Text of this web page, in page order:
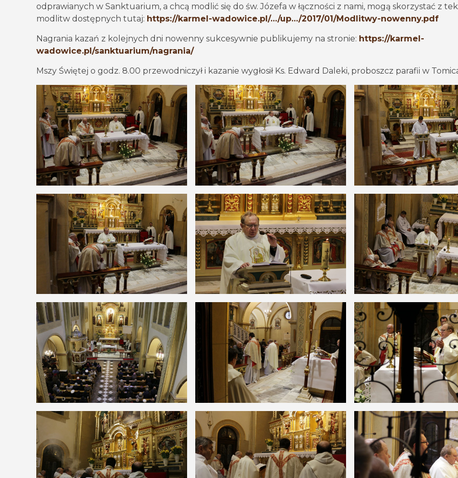
odprawianych w Sanktuarium, a chcą modlić się do św. Józefa w łączności z nami, mogą skorzystać z
modlitw dostępnych tutaj: https://karmel-wadowice.pl/…/up…/2017/01/Modlitwy-nowenny.pdf
Nagrania kazań z kolejnych dni nowenny sukcesywnie publikujemy na stronie: https://karmel-
wadowice.pl/sanktuarium/nagrania/
Mszy Świętej o godz. 8.00 przewodniczył i kazanie wygłosił Ks. Edward Daleki, proboszcz parafii w